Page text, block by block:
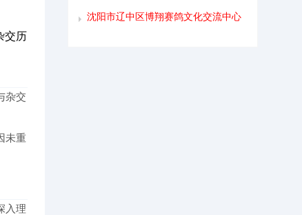
交历
杂交
未重
入理
沈阳市辽中区博翔赛鸽文化交流中心